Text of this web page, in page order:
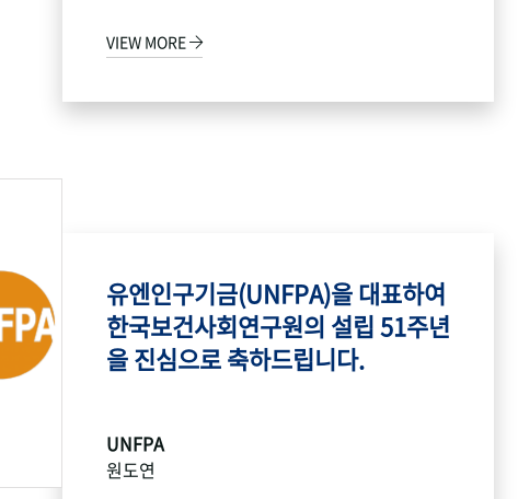
VIEW MORE
유엔인구기금(UNFPA)을 대표하여
한국보건사회연구원의 설립 51주년
을 진심으로 축하드립니다.
UNFPA
원도연